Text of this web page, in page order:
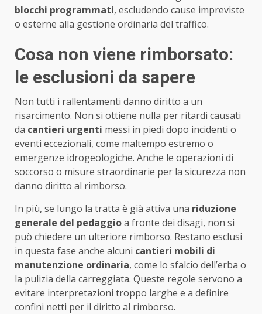
blocchi programmati, escludendo cause impreviste
o esterne alla gestione ordinaria del traffico.
Cosa non viene rimborsato:
le esclusioni da sapere
Non tutti i rallentamenti danno diritto a un
risarcimento. Non si ottiene nulla per ritardi causati
da cantieri urgenti messi in piedi dopo incidenti o
eventi eccezionali, come maltempo estremo o
emergenze idrogeologiche. Anche le operazioni di
soccorso o misure straordinarie per la sicurezza non
danno diritto al rimborso.
In più, se lungo la tratta è già attiva una riduzione
generale del pedaggioa fronte dei disagi, non si
può chiedere un ulteriore rimborso. Restano esclusi
in questa fase anche alcuni cantieri mobili di
manutenzione ordinaria, come lo sfalcio dell’erba o
la pulizia della carreggiata. Queste regole servono a
evitare interpretazioni troppo larghe e a definire
confini netti per il diritto al rimborso.